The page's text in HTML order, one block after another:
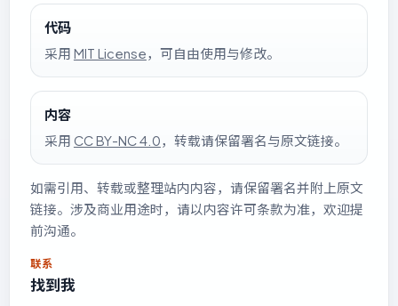
代码
采用 MIT License，可自由使用与修改。
内容
采用 CC BY-NC 4.0，转载请保留署名与原文链接。
如需引用、转载或整理站内内容，请保留署名并附上原文
链接。涉及商业用途时，请以内容许可条款为准，欢迎提
前沟通。
联系
找到我